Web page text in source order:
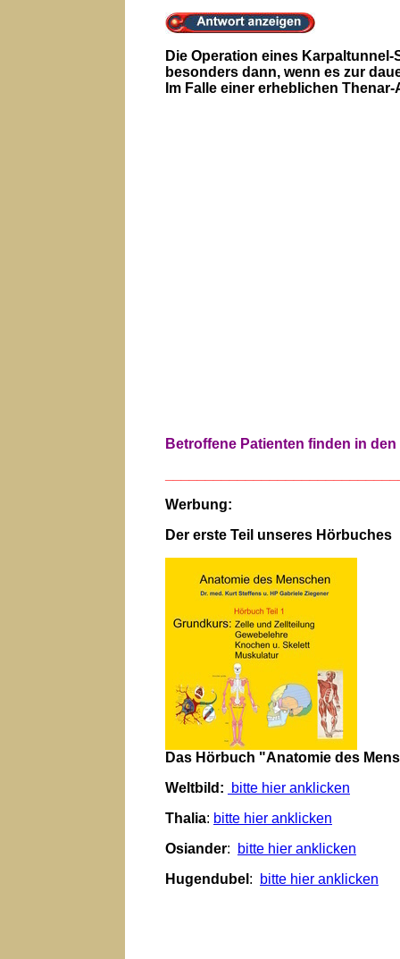
Die Operation eines
besonders dann, wenn es zur
Im Falle einer erheblichen
Betroffene Patienten finden in
Werbung:
Der erste Teil unseres Hörbuches
Das Hörbuch "Anatomie des
Weltbild:
bitte hier anklicken
Thalia: bitte hier anklicken
Osiander:
bitte hier anklicken
Hugendubel : bitte hier anklicken